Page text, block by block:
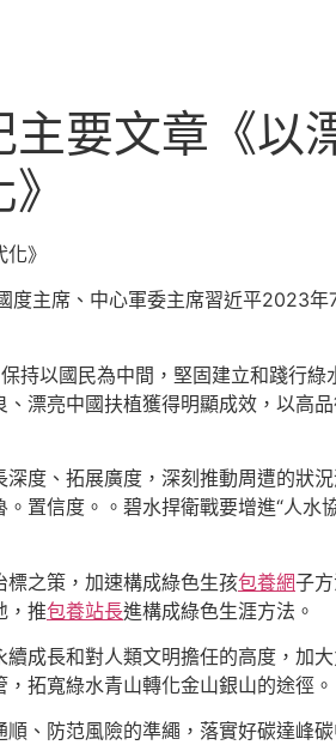
主要文章《以
》
主席、中心軍委主席習近平2023年
持以國民為中間，堅固建立和踐行綠
漂亮中國扶植獲得明顯成效，以高
度、拓展廣度，深刻推動周遭的狀
置信度。。碧水捍衛戰要增進“人水
之策，加速構成綠色生孩包養網子
，推包養站長進構成綠色生涯方法。
成長和對人類文明擔任的高度，加
拓寬綠水青山轉化金山銀山的途徑。
順、防范風險的準繩，落實好碳達峰碳